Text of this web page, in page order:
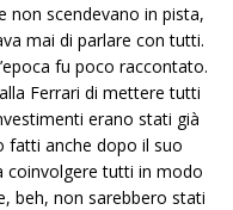
non scendevano in pista,
mai di parlare con tutti.
fu poco raccontato.
Ferrari di mettere tutti
erano stati già
fatti anche dopo il suo
coinvolgere tutti in modo
beh, non sarebbero stati